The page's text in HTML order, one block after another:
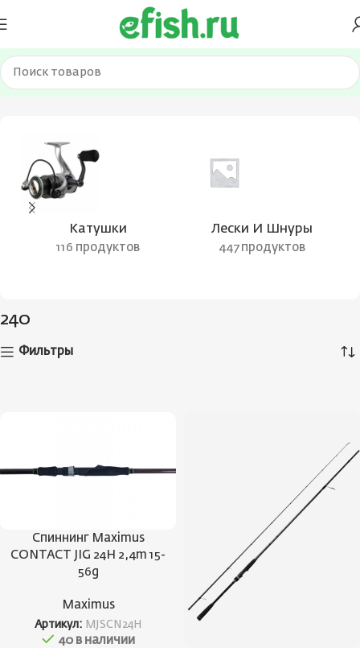
Главная Товар Рабочая длина (см) 240 Страница 5
Катушки
116 продуктов
Лески И Шнуры
447 продуктов
240
Фильтры
Спиннинг Maximus
CONTACT JIG 24H 2,4m 15-
56g
Maximus
Артикул: MJSCN24H
40 в наличии